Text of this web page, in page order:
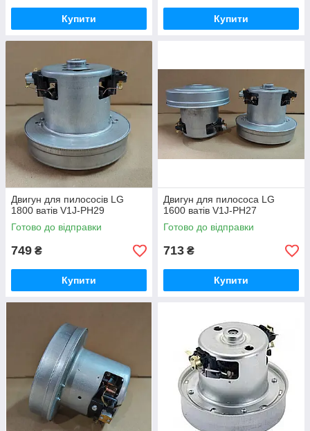
пилососів LG
Компанія «Хіти Продажу» пропонує своїм клієнтам
українському ринку. Ви можете придбати в нас
оригінальний мотор або дешевший аналог. Вся
продукція розташована в ідеальному технічному стані
та готова до побутових навантажень. Замовляйте
деталі для мийних пилососів у надійного
постачальника!
Зробити замовлення
Купити Купити
Двигун для пилососів LG
1800 ватів V1J-PH29
Готово до відправки
749 ₴
Купити
Двигун для пилососа LG
1600 ватів V1J-PH27
Готово до відправки
713 ₴
Купити